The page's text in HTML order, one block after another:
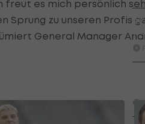
es mich persönlich
zu unseren Profis
General Manager